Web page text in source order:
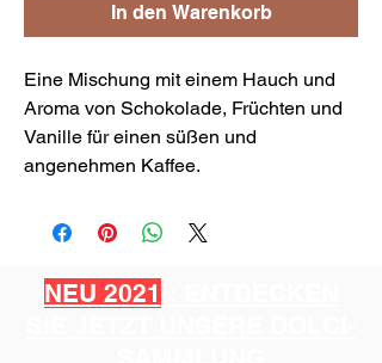
In den Warenkorb
Eine Mischung mit einem Hauch und
Aroma von Schokolade, Früchten und
Vanille für einen süßen und
angenehmen Kaffee.
NEU 2021